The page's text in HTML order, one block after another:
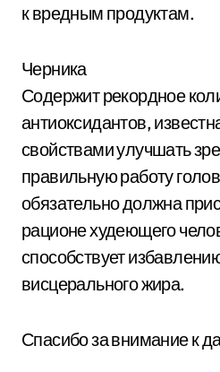
к вредным продуктам.
Черника
Содержит рекордное
антиоксидантов,
свойствами улучшать
правильную работу
обязательно должна
рационе худеющего
способствует
висцерального жира.
Спасибо за внимание к